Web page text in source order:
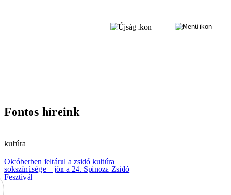
Fontos híreink
kultúra
Októberben feltárul a zsidó kultúra
sokszínűsége – jön a 24. Spinoza Zsidó
Fesztivál